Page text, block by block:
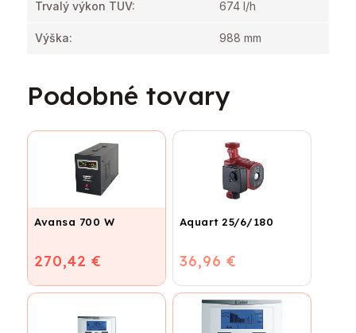
Trvalý výkon TUV: 674 l/h
Výška: 988 mm
Podobné tovary
Avansa 700 W
270,42 €
Aquart 25/6/180
36,96 €